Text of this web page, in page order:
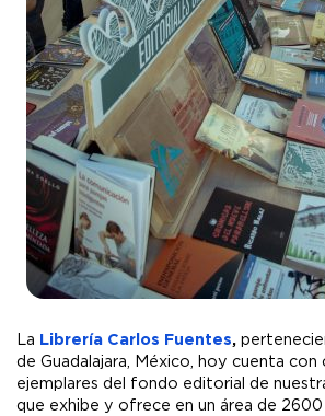
La Librería Carlos Fuentes,
de Guadalajara, México, hoy cuenta con
ejemplares del fondo editorial de
que exhibe y ofrece en un área de 2600